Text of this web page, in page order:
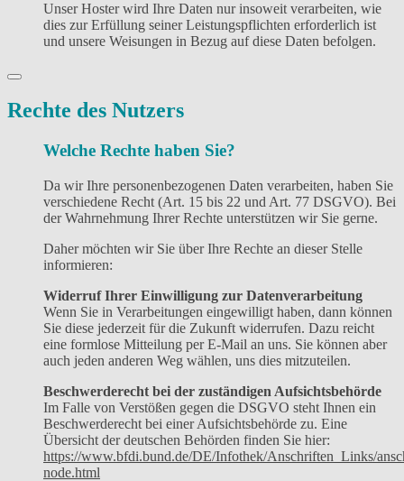
Unser Hoster wird Ihre Daten nur insoweit verarbeiten, wie
dies zur Erfüllung seiner Leistungspflichten erforderlich ist
und unsere Weisungen in Bezug auf diese Daten befolgen.
Rechte des Nutzers
Welche Rechte haben Sie?
Da wir Ihre personenbezogenen Daten verarbeiten, haben Sie
verschiedene Recht (Art. 15 bis 22 und Art. 77 DSGVO). Bei
der Wahrnehmung Ihrer Rechte unterstützen wir Sie gerne.
Daher möchten wir Sie über Ihre Rechte an dieser Stelle
informieren:
Widerruf Ihrer Einwilligung zur Datenverarbeitung
Wenn Sie in Verarbeitungen eingewilligt haben, dann können
Sie diese jederzeit für die Zukunft widerrufen. Dazu reicht
eine formlose Mitteilung per E-Mail an uns. Sie können aber
auch jeden anderen Weg wählen, uns dies mitzuteilen.
Beschwerderecht bei der zuständigen Aufsichtsbehörde
Im Falle von Verstößen gegen die DSGVO steht Ihnen ein
Beschwerderecht bei einer Aufsichtsbehörde zu. Eine
Übersicht der deutschen Behörden finden Sie hier:
https://www.bfdi.bund.de/DE/Infothek/Anschriften_Links/
node.html